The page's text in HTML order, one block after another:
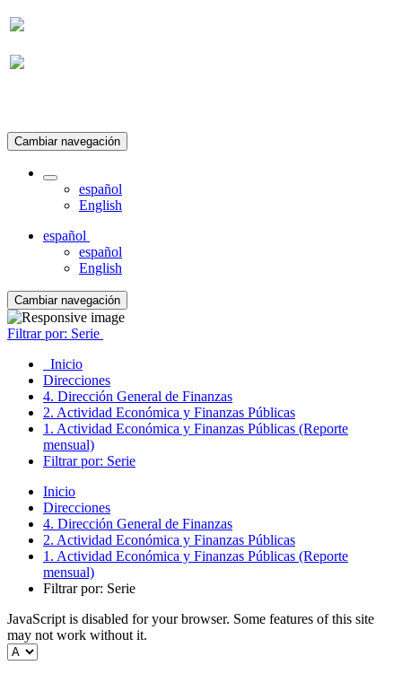
Cambiar navegación
español
English
español
español
English
Cambiar navegación
Filtrar por: Serie
Inicio
Direcciones
4. Dirección General de Finanzas
2. Actividad Económica y Finanzas Públicas
1. Actividad Económica y Finanzas Públicas (Reporte
mensual)
Filtrar por: Serie
Inicio
Direcciones
4. Dirección General de Finanzas
2. Actividad Económica y Finanzas Públicas
1. Actividad Económica y Finanzas Públicas (Reporte
mensual)
Filtrar por: Serie
JavaScript is disabled for your browser. Some features of this site
may not work without it.